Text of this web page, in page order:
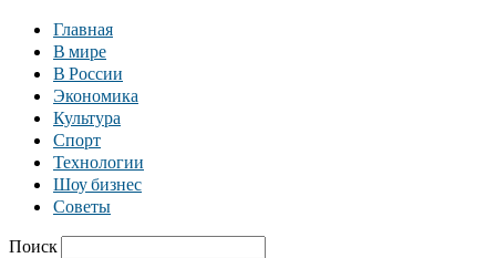
Главная
В мире
В России
Экономика
Культура
Спорт
Технологии
Шоу бизнес
Советы
Поиск